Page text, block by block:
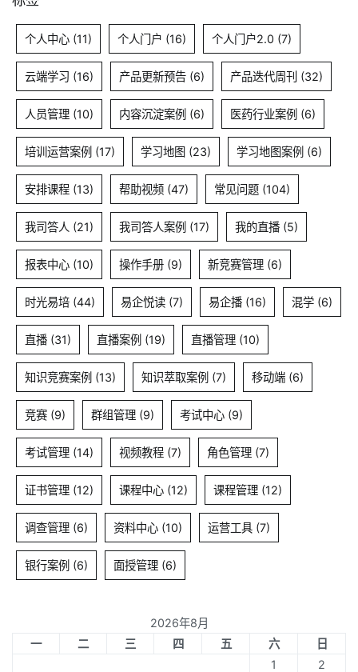
录
个人中心 (11) 个人门户 (16) 个人门户2.0 (7)
云端学习 (16) 产品更新预告 (6) 产品迭代周刊 (32)
人员管理 (10) 内容沉淀案例 (6) 医药行业案例 (6)
培训运营案例 (17) 学习地图 (23) 学习地图案例 (6)
安排课程 (13) 帮助视频 (47) 常见问题 (104)
我司答人 (21) 我司答人案例 (17) 我的直播 (5)
报表中心 (10) 操作手册 (9) 新竞赛管理 (6)
时光易培 (44) 易企悦读 (7) 易企播 (16) 混学 (6)
直播 (31) 直播案例 (19) 直播管理 (10)
知识竞赛案例 (13) 知识萃取案例 (7) 移动端 (6)
竞赛 (9) 群组管理 (9) 考试中心 (9)
考试管理 (14) 视频教程 (7) 角色管理 (7)
证书管理 (12) 课程中心 (12) 课程管理 (12)
调查管理 (6) 资料中心 (10) 运营工具 (7)
银行案例 (6) 面授管理 (6)
2026年8月
一
二 三 四 五 六
日
1
2